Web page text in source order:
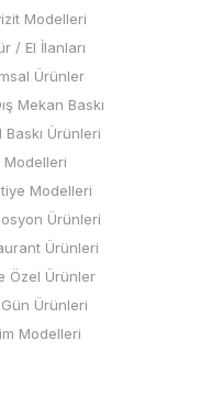
Modelleri
/ El İlanları
Ürünler
Mekan Baskı
Baskı Ürünleri
Modelleri
Modelleri
Ürünleri
Ürünleri
Özel Ürünler
Ürünleri
Modelleri